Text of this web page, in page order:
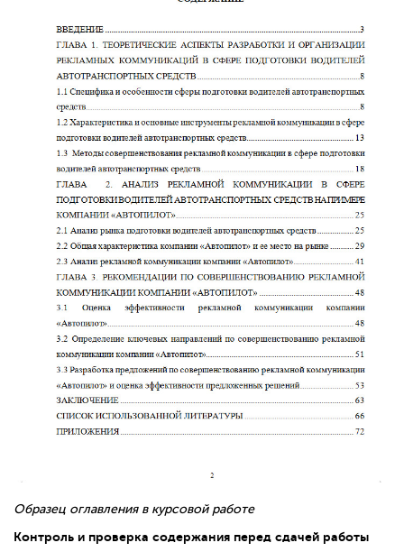
Образец оглавления в курсовой работе
Контроль и проверка содержания перед сдачей работы